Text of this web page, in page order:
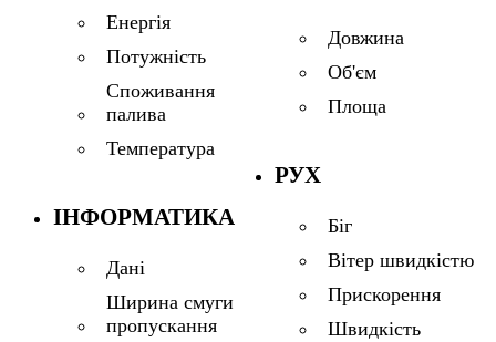
Енергія
Потужність
Споживання
палива
Температура
ІНФОРМАТИКА
Дані
Ширина смуги
пропускання
Довжина
Об'єм
Площа
РУХ
Біг
Вітер швидкістю
Прискорення
Швидкість